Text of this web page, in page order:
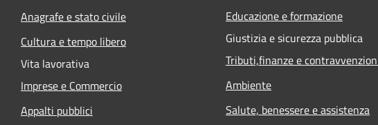
Anagrafe e stato civile
Cultura e tempo libero
Vita lavorativa
Imprese e Commercio
Appalti pubblici
Educazione e formazione
Giustizia e sicurezza pubblica
Tributi,finanze e
Ambiente
Salute, benessere e assistenza